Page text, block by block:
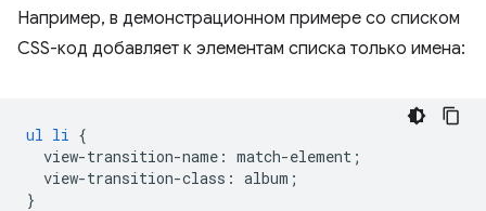
Например, в демонстрационном примере со списком
CSS-код добавляет к элементам списка только имена:
ul li {
view-transition-name : match-element ;
view-transition-class : album ;
}